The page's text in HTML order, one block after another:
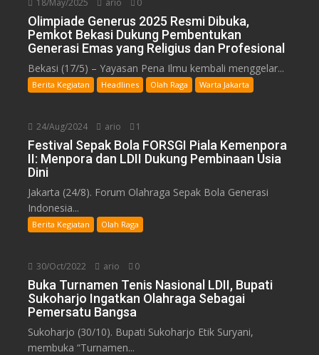
18/May/2025 ario 0
Olimpiade Generus 2025 Resmi Dibuka,
Pemkot Bekasi Dukung Pembentukan
Generasi Emas yang Religius dan Profesional
Bekasi (17/5) – Yayasan Pena Ilmu kembali menggelar...
Berita Kegiatan Headlines Olah Raga Warta Jakarta
24/Aug/2024 ario 1
Festival Sepak Bola FORSGI Piala Kemenpora
II: Menpora dan LDII Dukung Pembinaan Usia
Dini
Jakarta (24/8). Forum Olahraga Sepak Bola Generasi
Indonesia...
Berita Kegiatan Olah Raga
30/Oct/2022 ario 0
Buka Turnamen Tenis Nasional LDII, Bupati
Sukoharjo Ingatkan Olahraga Sebagai
Pemersatu Bangsa
Sukoharjo (30/10). Bupati Sukoharjo Etik Suryani,
membuka “Turnamen...